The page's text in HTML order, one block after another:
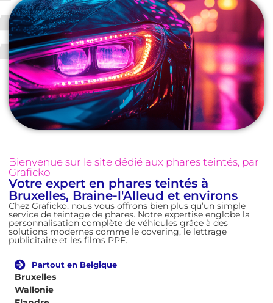
Bienvenue sur le site dédié aux phares teintés, par
Graficko
Votre expert en phares teintés à
Bruxelles, Braine-l'Alleud et environs
Chez Graficko, nous vous offrons bien plus qu’un simple
service de teintage de phares. Notre expertise englobe la
personnalisation complète de véhicules grâce à des
solutions modernes comme le covering, le lettrage
publicitaire et les films PPF.
Partout en Belgique
Bruxelles
Wallonie